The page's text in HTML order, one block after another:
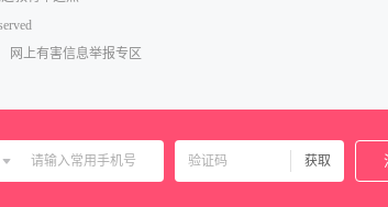
网上有害信息举报专区
获取
港
门
00853
0034
亚
0060